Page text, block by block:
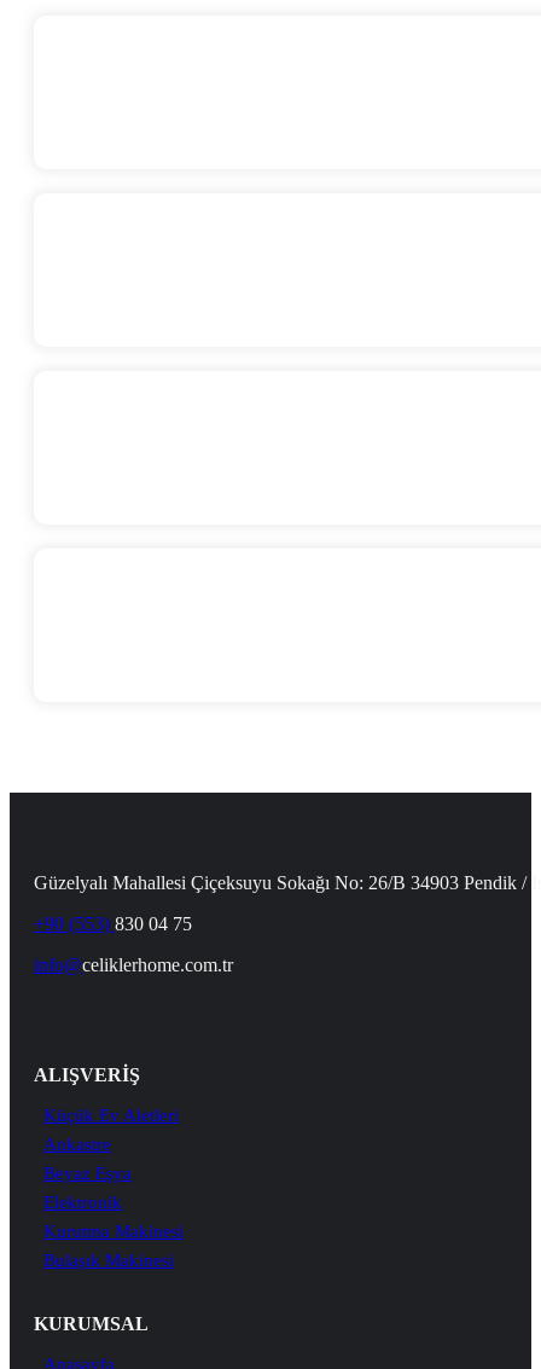
Güzelyalı Mahallesi Çiçeksuyu Sokağı No: 26/B 34903 Pendik /
+90 (553) 830 04 75
info@celiklerhome.com.tr
ALIŞVERİŞ
Küçük Ev Aletleri
Ankastre
Beyaz Eşya
Elektronik
Kurutma Makinesi
Bulaşık Makinesi
KURUMSAL
Anasayfa